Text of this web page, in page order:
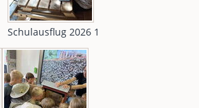
Schulausflug 2026 1